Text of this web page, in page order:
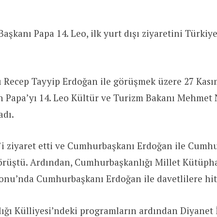
Papa 14. Leo, ilk yurt dışı ziyaretini
Recep Tayyip Erdoğan ile görüşmek üzere 27
Papa’yı 14. Leo Kültür ve Turizm Bakanı
ziyaret etti ve Cumhurbaşkanı Erdoğan ile
Ardından, Cumhurbaşkanlığı Millet
Cumhurbaşkanı Erdoğan ile davetlilere
Külliyesi’ndeki programların ardından